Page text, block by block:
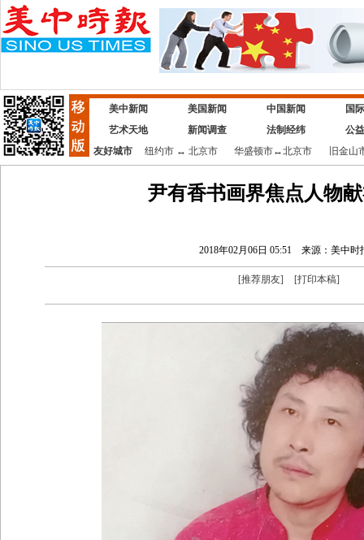
美中新闻 美国新闻 中国新闻
国
艺术天地
新闻调查 法制经纬
公
友好城市
纽约市↔ 北京市 华盛顿市↔北京市 旧金山
尹有香书画界焦点人物
2018年02月06日 05:51 来源：美中时
[推荐朋友] [打印本稿]